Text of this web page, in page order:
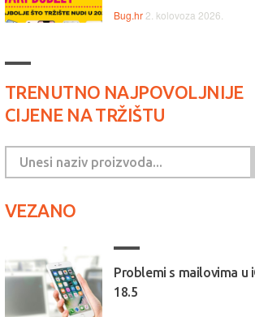
Bug.hr 2. kolovoza 2026.
TRENUTNO NAJPOVOLJNIJE
CIJENE NA TRŽIŠTU
VEZANO
Problemi s mailovima u
18.5